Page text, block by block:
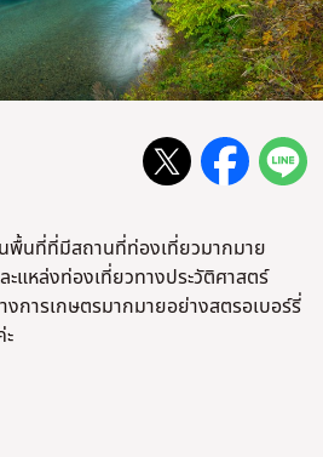
พื้นที่ที่มีสถานที่ท่องเที่ยวมากมาย
แหล่งท่องเที่ยวทางประวัติศาสตร์
ารเกษตรมากมายอย่างสตรอเบอร์รี่